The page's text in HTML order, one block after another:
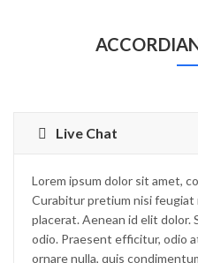
Live Chat
Lorem ipsum dolor sit amet,
Curabitur pretium nisi feugiat
placerat. Aenean id elit dolor.
odio. Praesent efficitur, odio
ornare nulla, quis